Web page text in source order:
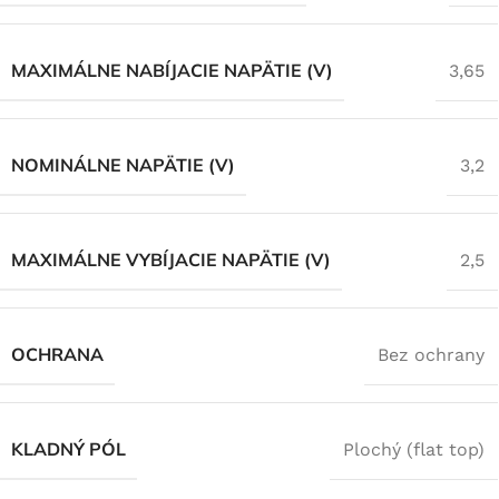
MAXIMÁLNE NABÍJACIE NAPÄTIE (V) 3,65
NOMINÁLNE NAPÄTIE (V) 3,2
MAXIMÁLNE VYBÍJACIE NAPÄTIE (V) 2,5
OCHRANA Bez ochrany
KLADNÝ PÓL Plochý (flat top)